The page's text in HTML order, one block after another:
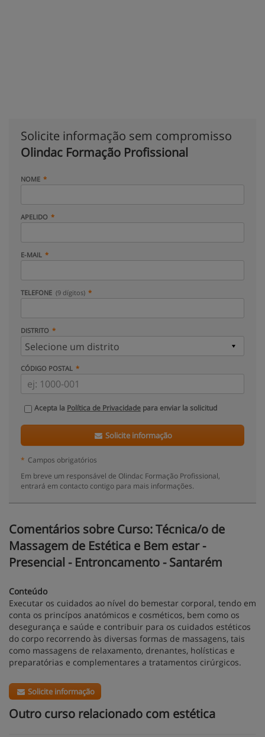
Solicite informação sem compromisso
Olindac Formação Profissional
NOME
APELIDO
E-MAIL
TELEFONE (9 dígitos)
DISTRITO
CÓDIGO POSTAL
Acepta la Política de Privacidade para enviar la solicitud
Solicite informação
* Campos obrigatórios
Em breve um responsável de Olindac Formação Profissional,
entrará em contacto contigo para mais informações.
Comentários sobre Curso: Técnica/o de
Massagem de Estética e Bem estar -
Presencial - Entroncamento - Santarém
Conteúdo
Executar os cuidados ao nível do bemestar corporal, tendo em
conta os princípos anatómicos e cosméticos, bem como os
desegurança e saúde e contribuir para os cuidados estéticos
do corpo recorrendo às diversas formas de massagens, tais
como massagens de relaxamento, drenantes, holísticas e
preparatórias e complementares a tratamentos cirúrgicos.
Solicite informação
Outro curso relacionado com estética